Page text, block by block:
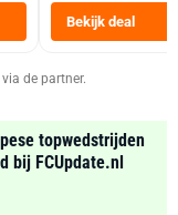
Heteluchtfriteuse
Zwart
Bekijk deal
de partner.
topwedstrijden
bij FCUpdate.nl